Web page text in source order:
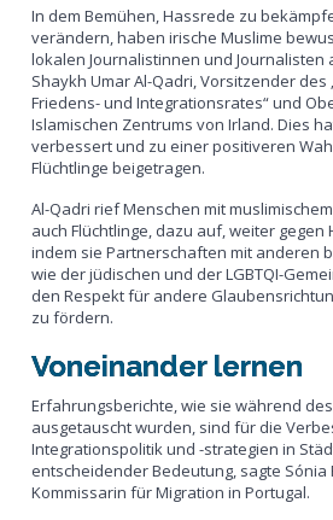
In dem Bemühen, Hassrede zu
verändern, haben irische Muslime
lokalen Journalistinnen und
Shaykh Umar Al-Qadri, Vorsitzender des
Friedens- und Integrationsrates“ und
Islamischen Zentrums von Irland. Dies
verbessert und zu einer positiveren
Flüchtlinge beigetragen.
Al-Qadri rief Menschen mit
auch Flüchtlinge, dazu auf, weiter
indem sie Partnerschaften mit anderen
wie der jüdischen und der LGBTQI-
den Respekt für andere
zu fördern.
Voneinander lernen
Erfahrungsberichte, wie sie während
ausgetauscht wurden, sind für die
Integrationspolitik und -strategien in
entscheidender Bedeutung, sagte Sónia
Kommissarin für Migration in Portugal.